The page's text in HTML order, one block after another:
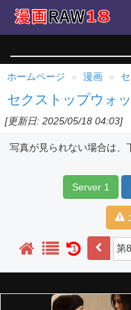
ホームページ 漫画
セクストップウォ
[更新日: 2025/05/18 04:03]
写真が見られない場合は、
Server 1
1